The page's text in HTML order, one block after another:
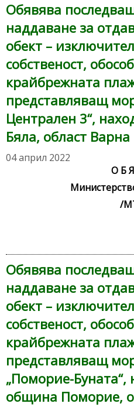
Обявява
наддаване за
обект –
собственост,
крайбрежната
представляващ
Централен 3“,
Бяла, област Варна
04 април 2022
О Б
/
Обявява
наддаване за
обект –
собственост,
крайбрежната
представляващ
„Поморие-Буната“,
община Поморие,